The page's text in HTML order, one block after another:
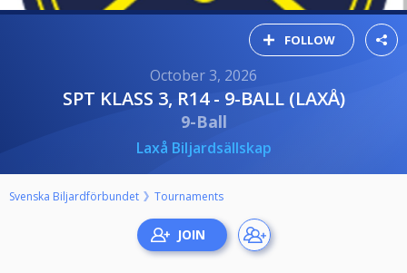
FOLLOW
October 3, 2026
SPT KLASS 3, R14 - 9-BALL (LAXÅ)
9-Ball
Laxå Biljardsällskap
Svenska Biljardförbundet Tournaments